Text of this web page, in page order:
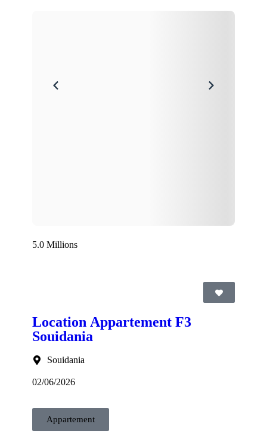
5.0 Millions
Location Appartement F3
Souidania
Souidania
02/06/2026
Appartement